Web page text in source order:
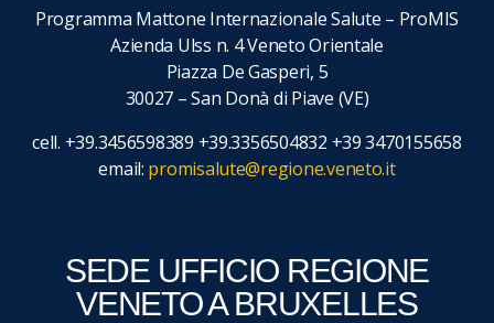
Programma Mattone Internazionale Salute – ProMIS
Azienda Ulss n. 4 Veneto Orientale
Piazza De Gasperi, 5
30027 – San Donà di Piave (VE)
cell. +39.3456598389 +39.3356504832 +39 3470155658
email: promisalute@regione.veneto.it
SEDE UFFICIO REGIONE
VENETO A BRUXELLES